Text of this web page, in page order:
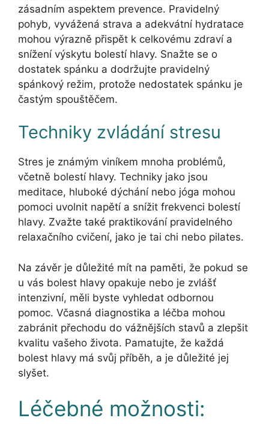
zásadním aspektem prevence. Pravidelný
pohyb, vyvážená strava a adekvátní hydratace
mohou výrazně přispět k celkovému zdraví a
snížení výskytu bolestí hlavy. Snažte se o
dostatek spánku a dodržujte pravidelný
spánkový režim, protože nedostatek spánku je
častým spouštěčem.
Techniky zvládání stresu
Stres je známým viníkem mnoha problémů,
včetně bolestí hlavy. Techniky jako jsou
meditace, hluboké dýchání nebo jóga mohou
pomoci uvolnit napětí a snížit frekvenci bolestí
hlavy. Zvažte také praktikování pravidelného
relaxačního cvičení, jako je tai chi nebo pilates.
Na závěr je důležité mít na paměti, že pokud se
u vás bolest hlavy opakuje nebo je zvlášť
intenzivní, měli byste vyhledat odbornou
pomoc. Včasná diagnostika a léčba mohou
zabránit přechodu do vážnějších stavů a zlepšit
kvalitu vašeho života. Pamatujte, že každá
bolest hlavy má svůj příběh, a je důležité jej
slyšet.
Léčebné možnosti: